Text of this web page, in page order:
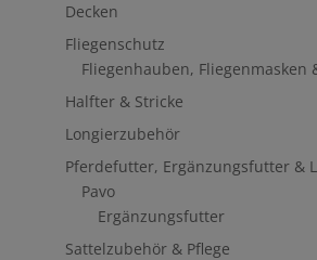
Decken
Fliegenschutz
Fliegenhauben, Fliegenmasken
Halfter & Stricke
Longierzubehör
Pferdefutter, Ergänzungsfutter &
Pavo
Ergänzungsfutter
Sattelzubehör & Pflege